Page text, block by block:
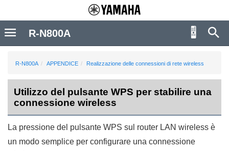
R-N800A APPENDICE Realizzazione delle connessioni di rete wireless
Utilizzo del pulsante WPS per stabilire una
connessione wireless
La pressione del pulsante WPS sul router LAN wireless è
un modo semplice per configurare una connessione
R-N800A